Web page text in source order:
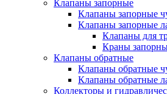
Клапаны запорные
Клапаны запорные
Клапаны запорные
Клапаны для
Краны
Клапаны обратные
Клапаны обратные
Клапаны обратные
Коллекторы и